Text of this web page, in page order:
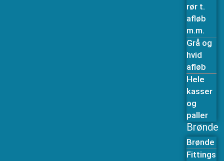
rør t.
afløb
m.m.
Grå og
hvid
afløb
Hele
kasser
og
paller
Brønde
Brønde
Fittings